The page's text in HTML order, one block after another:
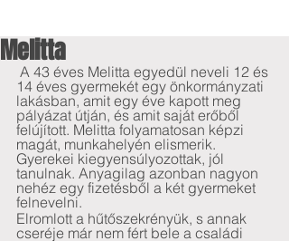
Melitta
14 éves gyermekét egy önkormányzati
lakásban, amit egy éve kapott meg
pályázat útján, és amit saját erőből
felújított. Melitta folyamatosan képzi
magát, munkahelyén elismerik.
Gyerekei kiegyensúlyozottak, jól
tanulnak. Anyagilag azonban nagyon
nehéz egy fizetésből a két gyermeket
felnevelni.
Elromlott a hűtőszekrényük, s annak
cseréje már nem fért bele a családi